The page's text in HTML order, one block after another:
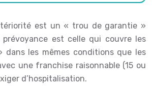
est un « trou de garantie »
prévoyance est celle qui couvre les
dans les mêmes conditions que les
une franchise raisonnable (15 ou
d’hospitalisation.